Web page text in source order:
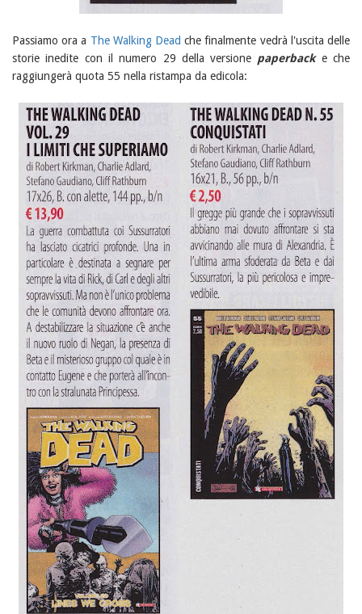
Passiamo ora a The Walking Dead che finalmente vedrà l'uscita delle
storie inedite con il numero 29 della versione paperbacke che
raggiungerà quota 55 nella ristampa da edicola: